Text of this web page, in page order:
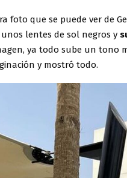
foto que se puede ver de
lentes de sol negros y
ya todo sube un tono
y mostró todo.